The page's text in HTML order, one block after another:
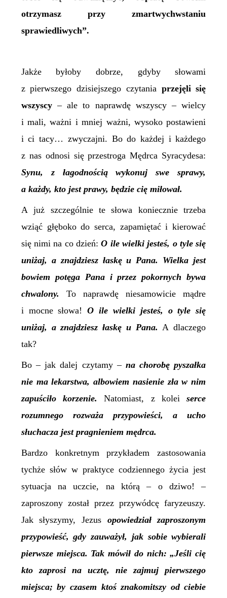
otrzymasz przy zmartwychwstaniu
sprawiedliwych”.
Jakże byłoby dobrze, gdyby słowami
z pierwszego dzisiejszego czytania przejęli się
wszyscy– ale to naprawdę wszyscy – wielcy
i mali, ważni i mniej ważni, wysoko postawieni
i ci tacy… zwyczajni. Bo do każdej i każdego
z nas odnosi się przestroga Mędrca Syracydesa:
Synu, z łagodnością wykonuj swe sprawy,
a każdy, kto jest prawy, będzie cię miłował.
A już szczególnie te słowa koniecznie trzeba
wziąć głęboko do serca, zapamiętać i kierować
się nimi na co dzień:O ile wielki jesteś, o tyle się
uniżaj, a znajdziesz łaskę u Pana. Wielka jest
bowiem potęga Pana i przez pokornych bywa
chwalony.
To naprawdę niesamowicie mądre
i mocne słowa!O ile wielki jesteś, o tyle się
uniżaj, a znajdziesz łaskę u Pana.A dlaczego
tak?
Bo – jak dalej czytamy – na chorobę pyszałka
nie ma lekarstwa, albowiem nasienie zła w nim
zapuściło korzenie.Natomiast, z koleiserce
rozumnego rozważa przypowieści, a ucho
słuchacza jest pragnieniem mędrca.
Bardzo konkretnym przykładem zastosowania
tychże słów w praktyce codziennego życia jest
sytuacja na uczcie, na którą – o dziwo! –
zaproszony został przez przywódcę faryzeuszy.
Jak słyszymy, Jezus opowiedział zaproszonym
przypowieść, gdy zauważył, jak sobie wybierali
pierwsze miejsca. Tak mówił do nich: „Jeśli cię
kto zaprosi na ucztę, nie zajmuj pierwszego
miejsca; by czasem ktoś znakomitszy od ciebie